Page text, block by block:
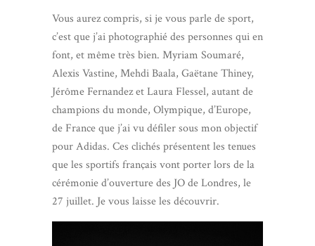
Vous aurez compris, si je vous parle de sport,
c’est que j’ai photographié des personnes qui en
font, et même très bien. Myriam Soumaré,
Alexis Vastine, Mehdi Baala, Gaëtane Thiney,
Jérôme Fernandez et Laura Flessel, autant de
champions du monde, Olympique, d’Europe,
de France que j’ai vu défiler sous mon objectif
pour Adidas. Ces clichés présentent les tenues
que les sportifs français vont porter lors de la
cérémonie d’ouverture des JO de Londres, le
27 juillet. Je vous laisse les découvrir.